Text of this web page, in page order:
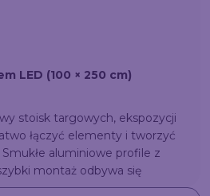
LED (100 × 250 cm)
stoisk targowych, ekspozycji
łączyć elementy i tworzyć
aluminiowe profile z
montaż odbywa się